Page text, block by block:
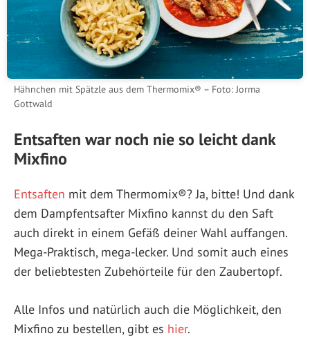
Hähnchen mit Spätzle aus dem Thermomix® – Foto: Jorma
Gottwald
Entsaften war noch nie so leicht dank
Mixfino
Entsaften mit dem Thermomix®? Ja, bitte! Und dank
dem Dampfentsafter Mixfino kannst du den Saft
auch direkt in einem Gefäß deiner Wahl auffangen.
Mega-Praktisch, mega-lecker. Und somit auch eines
der beliebtesten Zubehörteile für den Zaubertopf.
Alle Infos und natürlich auch die Möglichkeit, den
Mixfino zu bestellen, gibt es hier.